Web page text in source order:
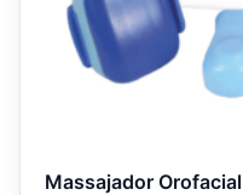
Massajador Orofacial